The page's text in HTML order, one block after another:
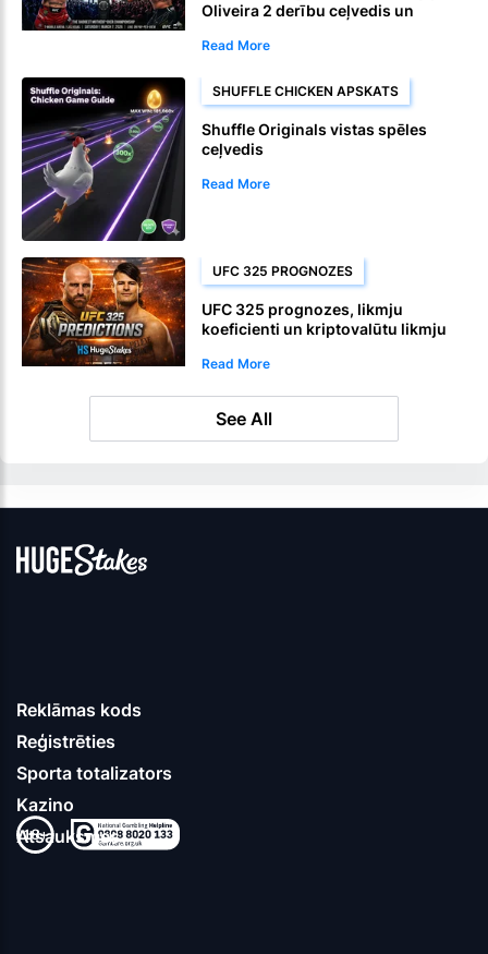
Oliveira 2 derību ceļvedis un
Read More
SHUFFLE CHICKEN APSKATS
Shuffle Originals vistas spēles
ceļvedis
Read More
UFC 325 PROGNOZES
UFC 325 prognozes, likmju
koeficienti un kriptovalūtu likmju
Read More
See All
Reklāmas kods
Reģistrēties
Sporta totalizators
Kazino
Atsauksmes